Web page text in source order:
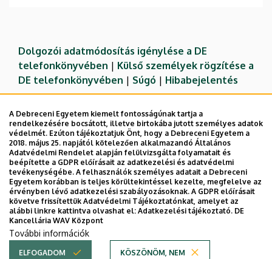
Dolgozói adatmódosítás igénylése a DE
telefonkönyvében | Külső személyek rögzítése a
DE telefonkönyvében | Súgó | Hibabejelentés
Adatvédelem
Adatvédelem
A Debreceni Egyetem kiemelt fontosságúnak tartja a
rendelkezésére bocsátott, illetve birtokába jutott személyes adatok
védelmét. Ezúton tájékoztatjuk Önt, hogy a Debreceni Egyetem a
2018. május 25. napjától kötelezően alkalmazandó Általános
Adatvédelmi Rendelet alapján felülvizsgálta folyamatait és
beépítette a GDPR előírásait az adatkezelési és adatvédelmi
tevékenységébe. A felhasználók személyes adatait a Debreceni
Egyetem korábban is teljes körültekintéssel kezelte, megfelelve az
érvényben lévő adatkezelési szabályozásoknak. A GDPR előírásait
követve frissítettük Adatvédelmi Tájékoztatónkat, amelyet az
alábbi linkre kattintva olvashat el: Adatkezelési tájékoztató. DE
Kancellária WAV Központ
További információk
ELFOGADOM KÖSZÖNÖM, NEM